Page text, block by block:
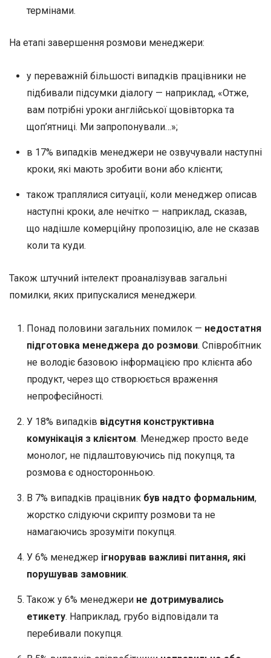
термінами.
На етапі завершення розмови менеджери:
у переважній більшості випадків працівники не
підбивали підсумки діалогу — наприклад, «Отже,
вам потрібні уроки англійської щовівторка та
щоп’ятниці. Ми запропонували…»;
в 17% випадків менеджери не озвучували наступні
кроки, які мають зробити вони або клієнти;
також траплялися ситуації, коли менеджер описав
наступні кроки, але нечітко — наприклад, сказав,
що надішле комерційну пропозицію, але не сказав
коли та куди.
Також штучний інтелект проаналізував загальні
помилки, яких припускалися менеджери.
Понад половини загальних помилок — недостатня
підготовка менеджера до розмови. Співробітник
не володіє базовою інформацією про клієнта або
продукт, через що створюється враження
непрофесійності.
У 18% випадків відсутня конструктивна
комунікація з клієнтом. Менеджер просто веде
монолог, не підлаштовуючись під покупця, та
розмова є односторонньою.
В 7% випадків працівник був надто формальним,
жорстко слідуючи скрипту розмови та не
намагаючись зрозуміти покупця.
У 6% менеджер ігнорував важливі питання, які
порушував замовник.
Також у 6% менеджери не дотримувались
етикету. Наприклад, грубо відповідали та
перебивали покупця.